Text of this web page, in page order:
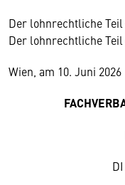
Der lohnrechtliche
Der lohnrechtliche
Wien, am 10. Juni 2026